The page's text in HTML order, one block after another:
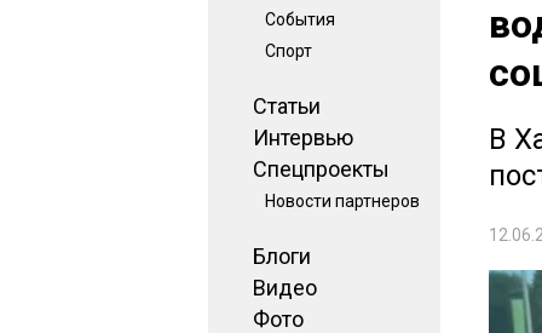
События
Спорт
Статьи
Интервью
Спецпроекты
Новости партнеров
Блоги
Видео
Фото
В